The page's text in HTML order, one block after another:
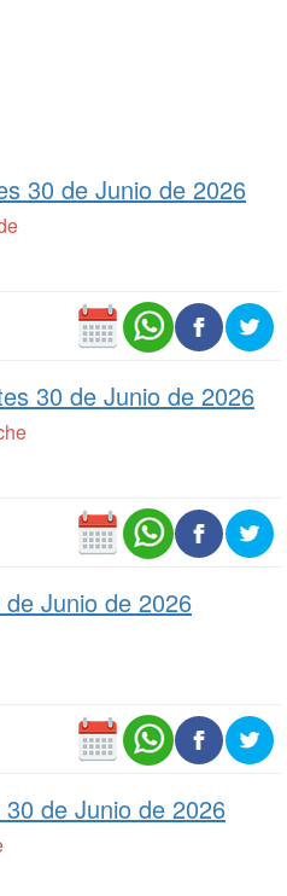
30 de Junio de 2026
30 de Junio de 2026
Junio de 2026
de Junio de 2026